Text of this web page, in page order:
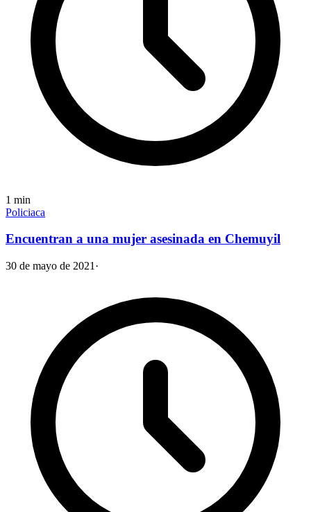
1 min
Policiaca
Encuentran a una mujer asesinada en Chemuyil
30 de mayo de 2021 ·